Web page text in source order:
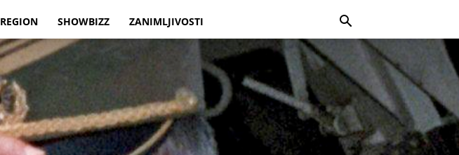
REGION SHOWBIZZ ZANIMLJIVOSTI